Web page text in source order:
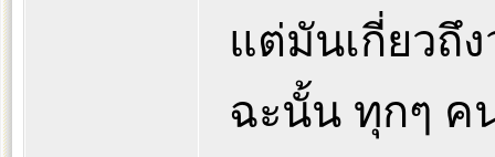
แต่มันเกี่ยวถึ
ฉะนั้น ทุกๆ ค